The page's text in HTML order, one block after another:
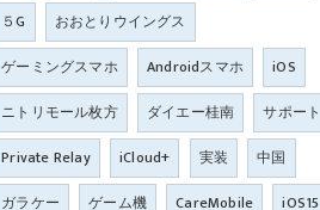
５G
おおとりウイングス
ゲーミングスマホ
Androidスマホ
iOS
ニトリモール枚方
ダイエー桂南
サポート
Private Relay
iCloud+ 実装
中国
ガラケー
ゲーム機 CareMobile
iOS15